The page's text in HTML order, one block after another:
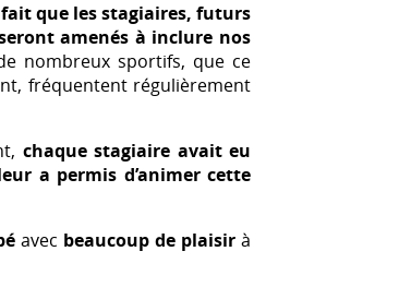
que les stagiaires, futurs
amenés à inclure nos
nombreux sportifs, que ce
fréquentent régulièrement
chaque stagiaire avait eu
a permis d’animer cette
avec beaucoup de plaisirà